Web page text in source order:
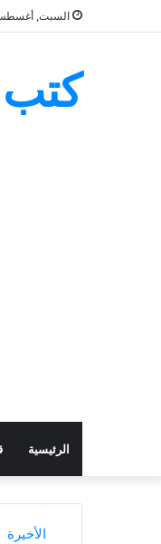
السبت, أغسطس 8
كتب pdf | موقع تحميل كتب PDF مجانا
الرئيسية
الأخيرة